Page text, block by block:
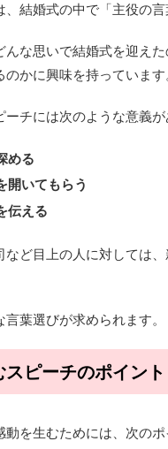
結婚式の中で「主役の言
んな思いで結婚式を迎え
かに興味を持っています
ーチには次のような意義が
める
開いてもらう
伝える
など目上の人に対しては
葉選びが求められます。
ピーチのポイント
を生むためには、次の